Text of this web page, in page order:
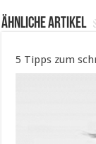
Ähnliche Artikel
5 Tipps zum